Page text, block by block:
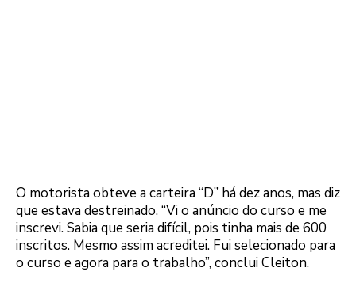
O motorista obteve a carteira “D” há dez anos, mas diz
que estava destreinado. “Vi o anúncio do curso e me
inscrevi. Sabia que seria difícil, pois tinha mais de 600
inscritos. Mesmo assim acreditei. Fui selecionado para
o curso e agora para o trabalho”, conclui Cleiton.